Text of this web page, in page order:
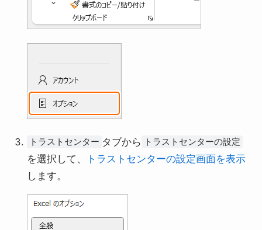
トラストセンター タブから トラストセンターの設定
を選択して、
トラストセンターの設定画面を表示
します。